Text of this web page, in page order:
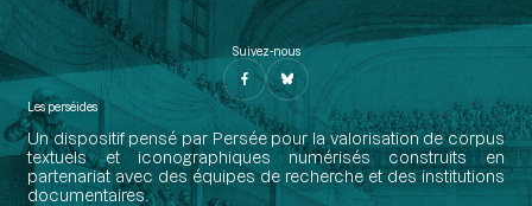
Suivez-nous
Les perséides
Un dispositif pensé par Persée pour la valorisation de corpus
textuels et iconographiques numérisés construits en
partenariat avec des équipes de recherche et des institutions
documentaires.